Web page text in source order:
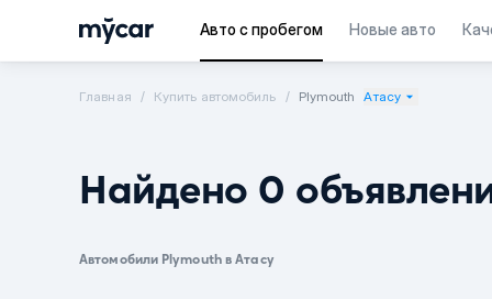
Авто с пробегом Новые авто
Главная Купить автомобиль Plymouth Атасу
Найдено 0
Автомобили Plymouth в Атасу